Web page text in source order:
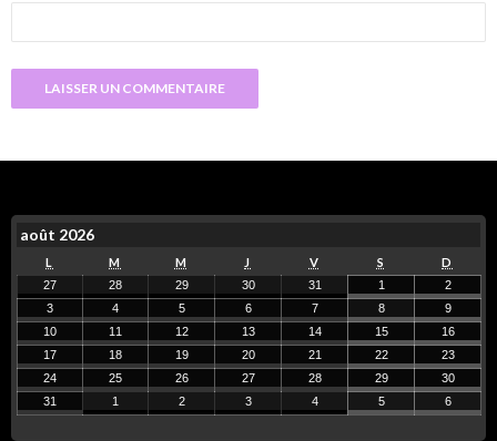
août 2026
L M M J V S D
27 28 29 30 31 1
2
3
4 5 6 7 8
9
10
11 12 13 14 15
16
17
18 19 20 21 22
23
24
25 26 27 28 29
30
31
1 2 3 4 5 6